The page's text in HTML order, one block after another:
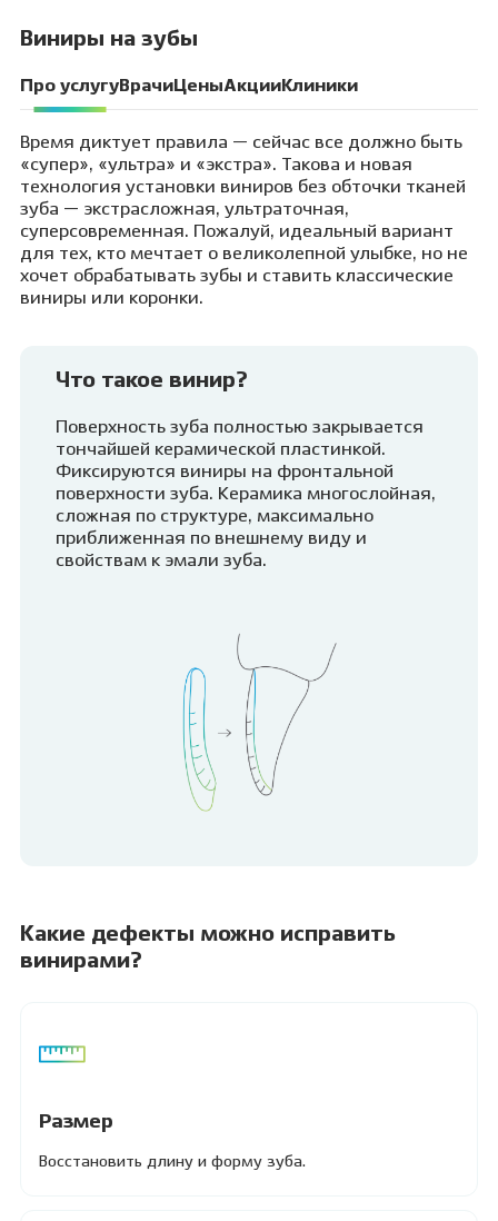
Виниры на зубы
Про услугу Врачи ЦеныАкции Клиники
Время диктует правила — сейчас все должно быть
«супер», «ультра» и «экстра». Такова и новая
технология установки виниров без обточки тканей
зуба — экстрасложная, ультраточная,
суперсовременная. Пожалуй, идеальный вариант
для тех, кто мечтает о великолепной улыбке, но не
хочет обрабатывать зубы и ставить классические
виниры или коронки.
Что такое винир?
Поверхность зуба полностью закрывается
тончайшей керамической пластинкой.
Фиксируются виниры на фронтальной
поверхности зуба. Керамика многослойная,
сложная по структуре, максимально
приближенная по внешнему виду и
свойствам к эмали зуба.
Какие дефекты можно исправить
винирами?
Размер
Восстановить длину и форму зуба.